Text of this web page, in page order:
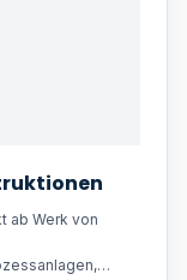
ab Werk von